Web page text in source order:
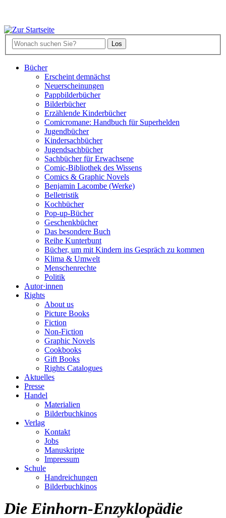
Bücher
Erscheint demnächst
Neuerscheinungen
Pappbilderbücher
Bilderbücher
Erzählende Kinderbücher
Comicromane: Handbuch für Superhelden
Jugendbücher
Kindersachbücher
Jugendsachbücher
Sachbücher für Erwachsene
Comic-Bibliothek des Wissens
Comics & Graphic Novels
Benjamin Lacombe (Werke)
Belletristik
Kochbücher
Pop-up-Bücher
Geschenkbücher
Das besondere Buch
Reihe Kunterbunt
Bücher, um mit Kindern ins Gespräch zu kommen
Klima & Umwelt
Menschenrechte
Politik
Autor·innen
Rights
About us
Picture Books
Fiction
Non-Fiction
Graphic Novels
Cookbooks
Gift Books
Rights Catalogues
Aktuelles
Presse
Handel
Materialien
Bilderbuchkinos
Verlag
Kontakt
Jobs
Manuskripte
Impressum
Schule
Handreichungen
Bilderbuchkinos
Die Einhorn-Enzyklopädie